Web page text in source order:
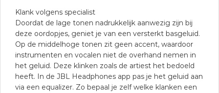
Klank volgens specialist
Doordat de lage tonen nadrukkelijk aanwezig zijn bij
deze oordopjes, geniet je van een versterkt basgeluid.
Op de middelhoge tonen zit geen accent, waardoor
instrumenten en vocalen niet de overhand nemen in
het geluid. Deze klinken zoals de artiest het bedoeld
heeft. In de JBL Headphones app pas je het geluid aan
via een equalizer. Zo bepaal je zelf welke klanken een